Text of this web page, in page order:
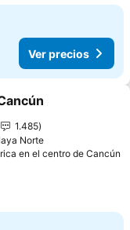
Ver precios
favoritos
1.485
Norte
en el centro de Cancún